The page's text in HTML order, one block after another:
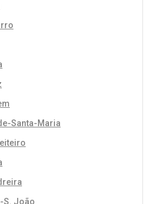
Santa-Maria
S. João